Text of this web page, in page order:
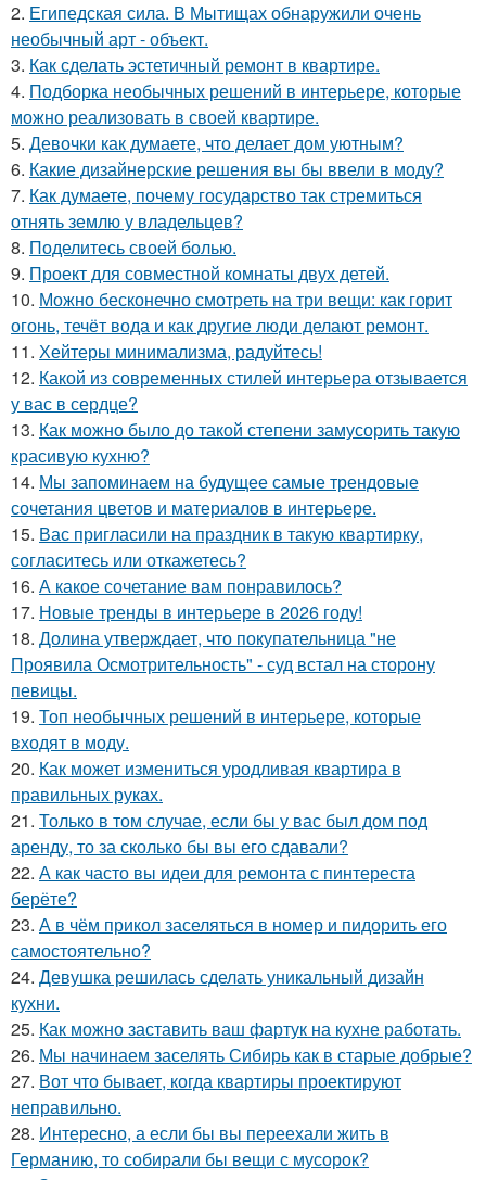
2. Египедская сила. В Мытищах обнаружили очень
необычный арт - объект.
3. Как сделать эстетичный ремонт в квартире.
4. Подборка необычных решений в интерьере, которые
можно реализовать в своей квартире.
5. Девочки как думаете, что делает дом уютным?
6. Какие дизайнерские решения вы бы ввели в моду?
7. Как думаете, почему государство так стремиться
отнять землю у владельцев?
8. Поделитесь своей болью.
9. Проект для совместной комнаты двух детей.
10. Можно бесконечно смотреть на три вещи: как горит
огонь, течёт вода и как другие люди делают ремонт.
11. Хейтеры минимализма, радуйтесь!
12. Какой из современных стилей интерьера отзывается
у вас в сердце?
13. Как можно было до такой степени замусорить такую
красивую кухню?
14. Мы запоминаем на будущее самые трендовые
сочетания цветов и материалов в интерьере.
15. Вас пригласили на праздник в такую квартирку,
согласитесь или откажетесь?
16. А какое сочетание вам понравилось?
17. Новые тренды в интерьере в 2026 году!
18. Долина утверждает, что покупательница "не
Проявила Осмотрительность" - суд встал на сторону
певицы.
19. Топ необычных решений в интерьере, которые
входят в моду.
20. Как может измениться уродливая квартира в
правильных руках.
21. Только в том случае, если бы у вас был дом под
аренду, то за сколько бы вы его сдавали?
22. А как часто вы идеи для ремонта с пинтереста
берёте?
23. А в чём прикол заселяться в номер и пидорить его
самостоятельно?
24. Девушка решилась сделать уникальный дизайн
кухни.
25. Как можно заставить ваш фартук на кухне работать.
26. Мы начинаем заселять Сибирь как в старые добрые?
27. Вот что бывает, когда квартиры проектируют
неправильно.
28. Интересно, а если бы вы переехали жить в
Германию, то собирали бы вещи с мусорок?